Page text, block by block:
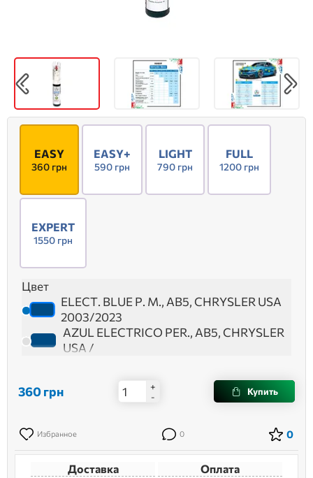
EASY
360 грн
EASY+
590 грн
LIGHT
790 грн
FULL
1200 грн
EXPERT
1550 грн
Цвет
ELECT. BLUE P. M., AB5, CHRYSLER USA
2003/2023
AZUL ELECTRICO PER., AB5, CHRYSLER
USA /
360грн
+
-
Купить
Избранное 0 0
Доставка Оплата